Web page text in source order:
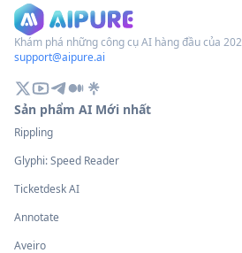
Khám phá những công cụ AI hàng đầu của
support@aipure.ai
Sản phẩm AI Mới nhất
Rippling
Glyphi: Speed Reader
Ticketdesk AI
Annotate
Aveiro